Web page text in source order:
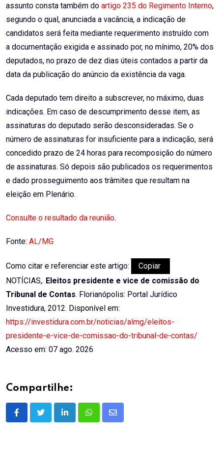
assunto consta também do artigo 235 do Regimento Interno,
segundo o qual, anunciada a vacância, a indicação de
candidatos será feita mediante requerimento instruído com
a documentação exigida e assinado por, no mínimo, 20% dos
deputados, no prazo de dez dias úteis contados a partir da
data da publicação do anúncio da existência da vaga.
Cada deputado tem direito a subscrever, no máximo, duas
indicações. Em caso de descumprimento desse item, as
assinaturas do deputado serão desconsideradas. Se o
número de assinaturas for insuficiente para a indicação, será
concedido prazo de 24 horas para recomposição do número
de assinaturas. Só depois são publicados os requerimentos
e dado prosseguimento aos trâmites que resultam na
eleição em Plenário.
Consulte o resultado da reunião.
Fonte: AL/MG
Como citar e referenciar este artigo:
Copiar
NOTÍCIAS,. Eleitos presidente e vice de comissão do
Tribunal de Contas. Florianópolis: Portal Jurídico
Investidura, 2012. Disponível em:
https://investidura.com.br/noticias/almg/eleitos-
presidente-e-vice-de-comissao-do-tribunal-de-contas/
Acesso em: 07 ago. 2026
Compartilhe:
LinkedInWhatsappShare